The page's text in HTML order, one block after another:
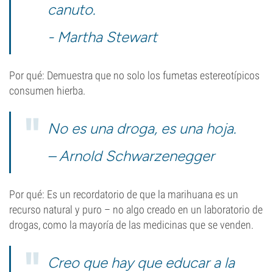
canuto.
- Martha Stewart
Por qué: Demuestra que no solo los fumetas estereotípicos
consumen hierba.
No es una droga, es una hoja.
– Arnold Schwarzenegger
Por qué: Es un recordatorio de que la marihuana es un
recurso natural y puro – no algo creado en un laboratorio de
drogas, como la mayoría de las medicinas que se venden.
Creo que hay que educar a la